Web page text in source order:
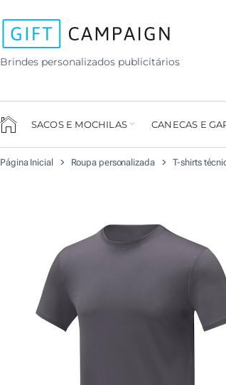
Brindes personalizados publicitários
SACOS E MOCHILAS CANECAS E
Página Inicial Roupa personalizada T-shirts